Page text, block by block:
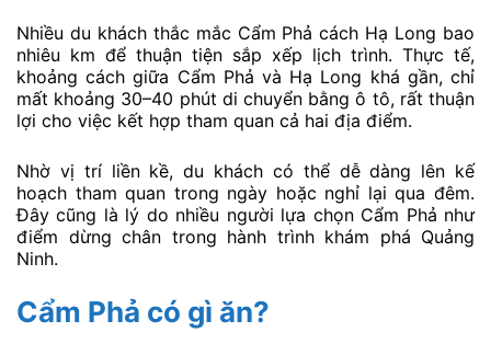
Nhiều du khách thắc mắc Cẩm Phả cách Hạ Long bao
nhiêu km để thuận tiện sắp xếp lịch trình. Thực tế,
khoảng cách giữa Cẩm Phả và Hạ Long khá gần, chỉ
mất khoảng 30–40 phút di chuyển bằng ô tô, rất thuận
lợi cho việc kết hợp tham quan cả hai địa điểm.
Nhờ vị trí liền kề, du khách có thể dễ dàng lên kế
hoạch tham quan trong ngày hoặc nghỉ lại qua đêm.
Đây cũng là lý do nhiều người lựa chọn Cẩm Phả như
điểm dừng chân trong hành trình khám phá Quảng
Ninh.
Cẩm Phả có gì ăn?